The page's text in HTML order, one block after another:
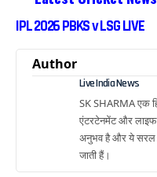
IPL 2026 PBKS v LSG LIVE
Author
Live India News
SK SHARMA एक
एंटरटेनमेंट और
अनुभव है और ये सरल व
जाती हैं।